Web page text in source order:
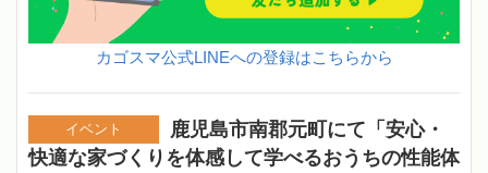
カゴスマ公式LINEへの登録はこちらから
鹿児島市南郡元町にて「安心・
快適な家づくりを体感して学べるおうちの性能体
イベント